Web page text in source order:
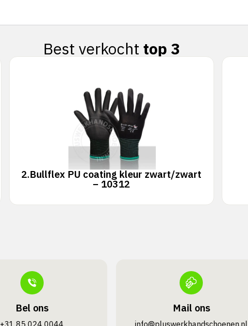
Best verkocht top 3
2.Bullflex PU coating kleur zwart/zwart
– 10312
Bel ons
+31 85 024 0044
Mail ons
info@pluswerk­handschoenen.nl